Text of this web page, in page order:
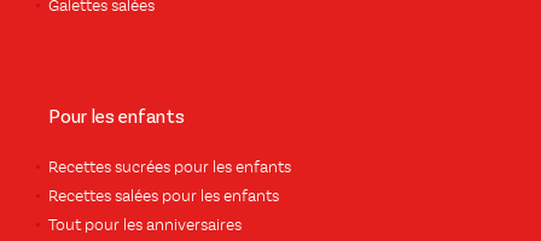
Galettes salées
Pour les enfants
Recettes sucrées pour les enfants
Recettes salées pour les enfants
Tout pour les anniversaires